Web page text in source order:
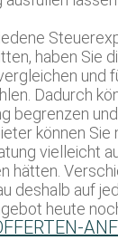
haben Sie
und
Dadurch
begrenzen
können
vielleicht
hätten.
deshalb auf
heute